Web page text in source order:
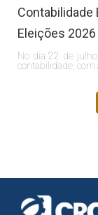
Contabilidade
Eleições 2026
No dia 22 de
contabilidade, com